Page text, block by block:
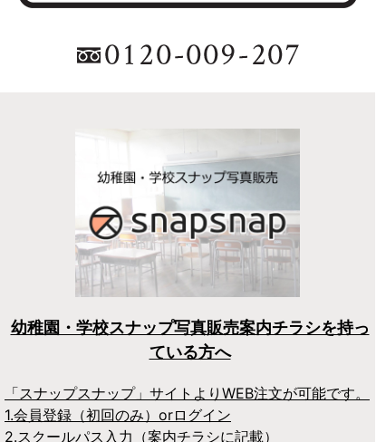
幼稚園・学校スナップ写真販売案内チラシを持っ
ている方へ
「スナップスナップ」サイトよりWEB注文が可能です。
1.会員登録（初回のみ）orログイン
2.スクールパス入力（案内チラシに記載）